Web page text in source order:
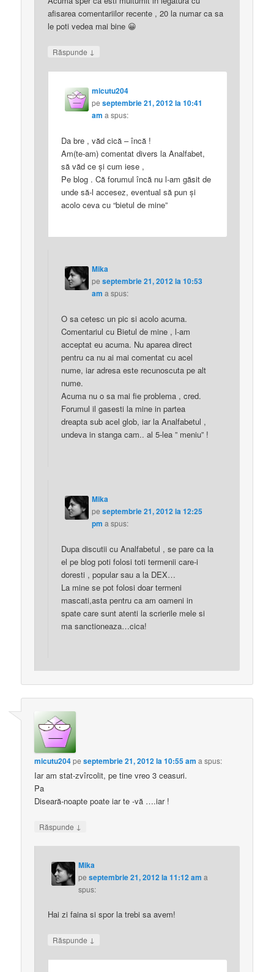
afisarea comentariilor recente , 20 la numar ca sa
le poti vedea mai bine 😀
Răspunde ↓
micutu204
peseptembrie 21, 2012 la 10:41
am a spus:
Da bre , văd cică – încă !
Am(te-am) comentat divers la Analfabet,
să văd ce şi cum iese ,
Pe blog . Că forumul încă nu l-am găsit de
unde să-l accesez, eventual să pun şi
acolo ceva cu “bietul de mine”
Mika
peseptembrie 21, 2012 la 10:53
am a spus:
O sa cetesc un pic si acolo acuma.
Comentariul cu Bietul de mine , l-am
acceptat eu acuma. Nu aparea direct
pentru ca nu ai mai comentat cu acel
nume, iar adresa este recunoscuta pe alt
nume.
Acuma nu o sa mai fie problema , cred.
Forumul il gasesti la mine in partea
dreapta sub acel glob, iar la Analfabetul ,
undeva in stanga cam.. al 5-lea ” meniu” !
Mika
peseptembrie 21, 2012 la 12:25
pm a spus:
Dupa discutii cu Analfabetul , se pare ca la
el pe blog poti folosi toti termenii care-i
doresti , popular sau a la DEX…
La mine se pot folosi doar termeni
mascati,asta pentru ca am oameni in
spate care sunt atenti la scrierile mele si
ma sanctioneaza…cica!
micutu204peseptembrie 21, 2012 la 10:55 am a spus:
Iar am stat-zvîrcolit, pe tine vreo 3 ceasuri.
Pa
Diseară-noapte poate iar te -vă ….iar !
Răspunde ↓
Mika
peseptembrie 21, 2012 la 11:12 am a
spus:
Hai zi faina si spor la trebi sa avem!
Răspunde ↓